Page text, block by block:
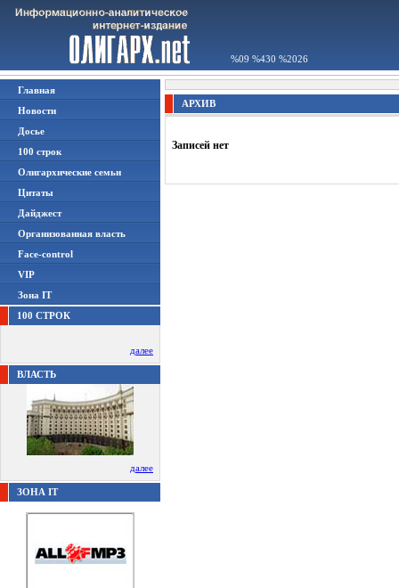
%09 %430 %2026
Главная
Новости
Досье
100 строк
Олигархические семьи
Цитаты
Дайджест
Организованная власть
Face-control
VIP
Зона IT
100 СТРОК
далее
ВЛАСТЬ
далее
ЗОНА IT
АРХИВ
Записей нет